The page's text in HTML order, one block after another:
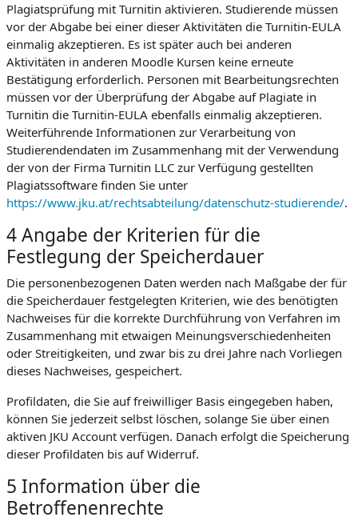
Plagiatsprüfung mit Turnitin aktivieren. Studierende müssen
vor der Abgabe bei einer dieser Aktivitäten die Turnitin-EULA
einmalig akzeptieren. Es ist später auch bei anderen
Aktivitäten in anderen Moodle Kursen keine erneute
Bestätigung erforderlich. Personen mit Bearbeitungsrechten
müssen vor der Überprüfung der Abgabe auf Plagiate in
Turnitin die Turnitin-EULA ebenfalls einmalig akzeptieren.
Weiterführende Informationen zur Verarbeitung von
Studierendendaten im Zusammenhang mit der Verwendung
der von der Firma Turnitin LLC zur Verfügung gestellten
Plagiatssoftware finden Sie unter
https://www.jku.at/rechtsabteilung/datenschutz-studierende/.
4 Angabe der Kriterien für die
Festlegung der Speicherdauer
Die personenbezogenen Daten werden nach Maßgabe der für
die Speicherdauer festgelegten Kriterien, wie des benötigten
Nachweises für die korrekte Durchführung von Verfahren im
Zusammenhang mit etwaigen Meinungsverschiedenheiten
oder Streitigkeiten, und zwar bis zu drei Jahre nach Vorliegen
dieses Nachweises, gespeichert.
Profildaten, die Sie auf freiwilliger Basis eingegeben haben,
können Sie jederzeit selbst löschen, solange Sie über einen
aktiven JKU Account verfügen. Danach erfolgt die Speicherung
dieser Profildaten bis auf Widerruf.
5 Information über die
Betroffenenrechte